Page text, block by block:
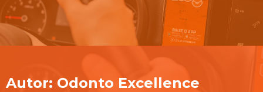
Autor: Odonto Excellence